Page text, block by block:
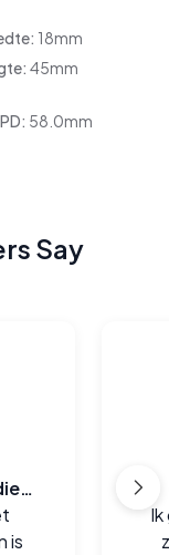
18mm
45mm
58.0mm
Say
Heb eindelijk brillen gevonden die zowel bij me passen als ook goed zijn voor de portemonee
is